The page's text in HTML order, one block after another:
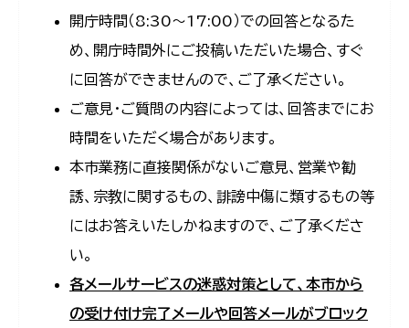
開庁時間（8:30〜17:00）での回答となるた
め、開庁時間外にご投稿いただいた場合、すぐ
に回答ができませんので、ご了承ください。
ご意見・ご質問の内容によっては、回答までにお
時間をいただく場合があります。
本市業務に直接関係がないご意見、営業や勧
誘、宗教に関するもの、誹謗中傷に類するもの等
にはお答えいたしかねますので、ご了承くださ
い。
各メールサービスの迷惑対策として、本市から
の受け付け完了メールや回答メールがブロック